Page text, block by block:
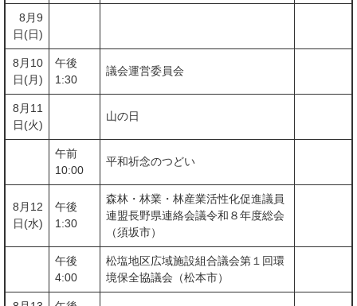
8月9
日(日)
8月10
日(月)
午後
1:30
議会運営委員会
8月11
日(火)
山の日
午前
10:00
平和祈念のつどい
8月12
日(水)
午後
1:30
森林・林業・林産業活性化促進議員
連盟長野県連絡会議令和８年度総会
（須坂市）
午後
4:00
松塩地区広域施設組合議会第１回環
境保全協議会（松本市）